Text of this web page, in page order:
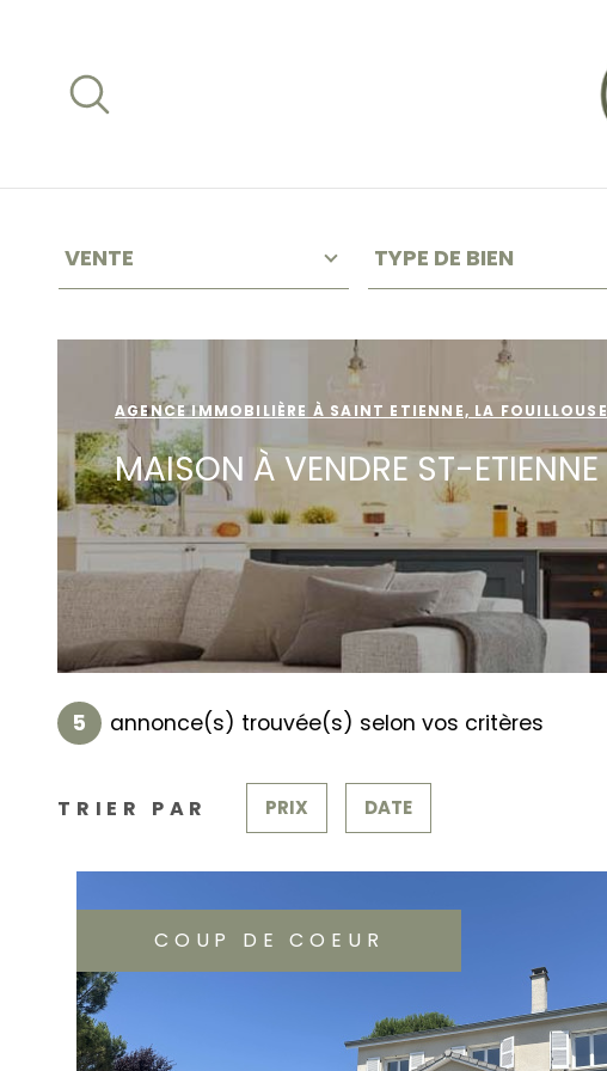
recherche
principal
contenu
REC
HER
E
D'OFFRE
VENTE DE
BIEN
TYPE DE BIEN
Surface
SURFACE
Pièces
AGENCE IMMOBILIÈRE À SAINT ETIENNE, LA FOUILLOUSE
MAISON À VENDRE ST-ETIENNE
5 annonce(s) trouvée(s) selon vos critères
TRIER PAR PRIX DATE
COUP DE COEUR